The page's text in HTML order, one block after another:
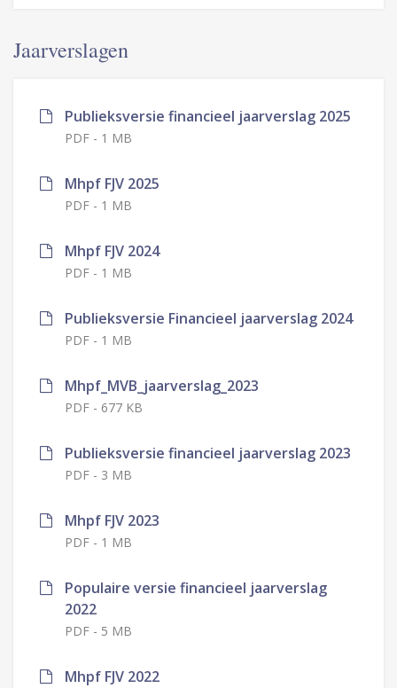
Jaarverslagen
Publieksversie financieel jaarverslag 2025
PDF - 1 MB
Mhpf FJV 2025
PDF - 1 MB
Mhpf FJV 2024
PDF - 1 MB
Publieksversie Financieel jaarverslag 2024
PDF - 1 MB
Mhpf_MVB_jaarverslag_2023
PDF - 677 KB
Publieksversie financieel jaarverslag 2023
PDF - 3 MB
Mhpf FJV 2023
PDF - 1 MB
Populaire versie financieel jaarverslag
2022
PDF - 5 MB
Mhpf FJV 2022